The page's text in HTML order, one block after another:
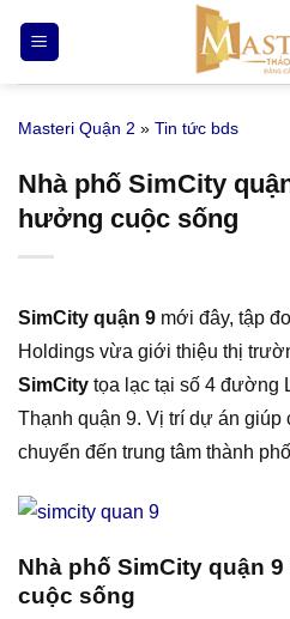
qua
nội
Masteri Quận 2 » Tin tức bds
Nhà phố SimCity
hưởng cuộc sống
SimCity quận 9 mới đây, tập
Holdings vừa giới thiệu thị
SimCity tọa lạc tại số 4 đường
Thạnh quận 9. Vị trí dự án giúp
chuyển đến trung tâm thành
Nhà phố SimCity quận
cuộc sống